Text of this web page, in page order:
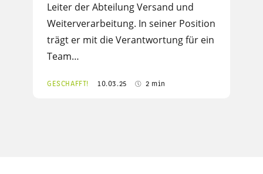
Leiter der Abteilung Versand und
Weiterverarbeitung. In seiner Position
trägt er mit die Verantwortung für ein
Team…
GESCHAFFT! 10.03.25 2 min